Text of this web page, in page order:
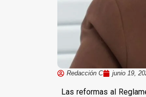
Redacción C junio 19,
Las reformas al